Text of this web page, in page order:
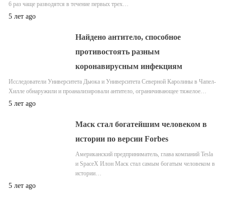
6 раз чаще разводятся в течение первых трех…
5 лет ago
Найдено антитело, способное
противостоять разным
коронавирусным инфекциям
Исследователи Университета Дьюка и Университета Северной Каролины в Чапел-
Хилле обнаружили и проанализировали антитело, ограничивающее тяжелое…
5 лет ago
Маск стал богатейшим человеком в
истории по версии Forbes
Американский предприниматель, глава компаний Tesla
и SpaceX Илон Маск стал самым богатым человеком в
истории…
5 лет ago